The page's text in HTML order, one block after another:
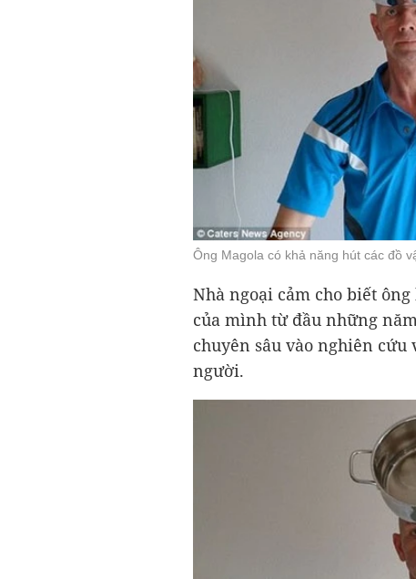
Ông Magola có khả năng hút các đồ
Nhà ngoại cảm cho biết
của mình từ đầu những
chuyên sâu vào nghiên
người.